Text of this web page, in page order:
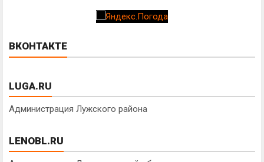
ВКОНТАКТЕ
LUGA.RU
Администрация Лужского района
LENOBL.RU